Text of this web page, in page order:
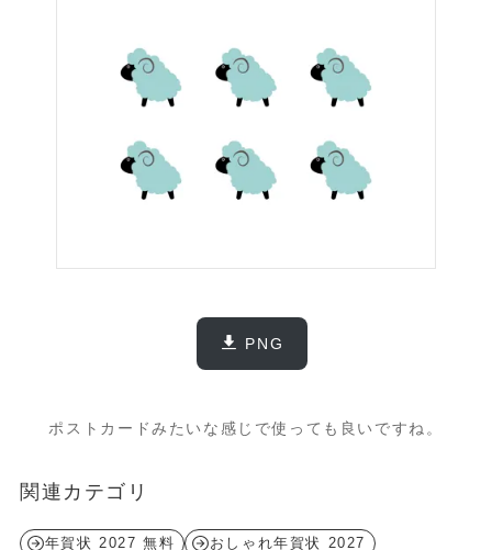
PNG
ポストカードみたいな感じで使っても良いですね。
関連カテゴリ
年賀状 2027 無料
おしゃれ年賀状 2027